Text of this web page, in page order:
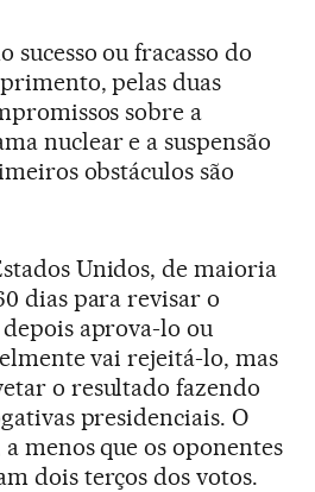
sucesso ou fracasso do
pelas duas
sobre a
nuclear e a suspensão
obstáculos são
Unidos, de maioria
dias para revisar o
aprova-lo ou
vai rejeitá-lo, mas
o resultado fazendo
presidenciais. O
menos que os oponentes
dois terços dos votos.